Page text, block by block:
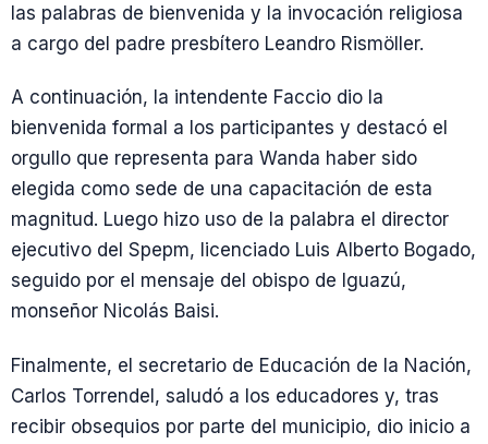
las palabras de bienvenida y la invocación religiosa
a cargo del padre presbítero Leandro Rismöller.
A continuación, la intendente Faccio dio la
bienvenida formal a los participantes y destacó el
orgullo que representa para Wanda haber sido
elegida como sede de una capacitación de esta
magnitud. Luego hizo uso de la palabra el director
ejecutivo del Spepm, licenciado Luis Alberto Bogado,
seguido por el mensaje del obispo de Iguazú,
monseñor Nicolás Baisi.
Finalmente, el secretario de Educación de la Nación,
Carlos Torrendel, saludó a los educadores y, tras
recibir obsequios por parte del municipio, dio inicio a